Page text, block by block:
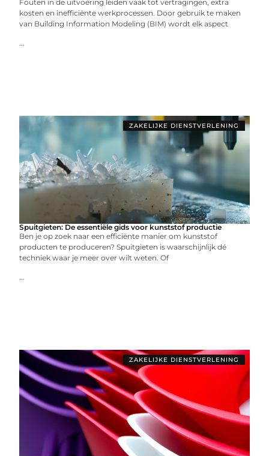
Fouten in de uitvoering leiden vaak tot vertragingen, extra
kosten en inefficiënte werkprocessen. Door gebruik te maken
van Building Information Modeling (BIM) wordt elk aspect
...
ZAKELIJKE DIENSTVERLENING
Spuitgieten: De essentiële gids voor kunststof productie
Ben je op zoek naar een efficiënte manier om kunststof
producten te produceren? Spuitgieten is waarschijnlijk dé
techniek waar je meer over wilt weten. Of
...
ZAKELIJKE DIENSTVERLENING